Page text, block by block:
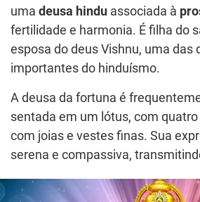
uma deusa hindu associada à
fertilidade e harmonia. É filha do
esposa do deus Vishnu, uma das
importantes do hinduísmo.
A deusa da fortuna é
sentada em um lótus, com
com joias e vestes finas. Sua
serena e compassiva,